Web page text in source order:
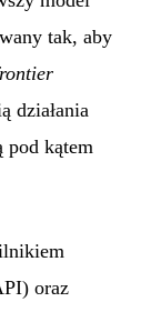
tak, aby
działania
pod kątem
oraz